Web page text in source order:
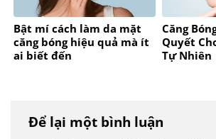
Bật mí cách làm da mặt
căng bóng hiệu quả mà ít
ai biết đến
Căng
Quyết
Tự Nhiên
Để lại một bình luận